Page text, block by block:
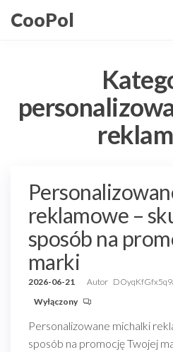
doCooPol
reklamowe –
sposób na
marki
2026-06-21 Autor
Wyłączony
Personalizowane michalki
sposób na promocję Twojej